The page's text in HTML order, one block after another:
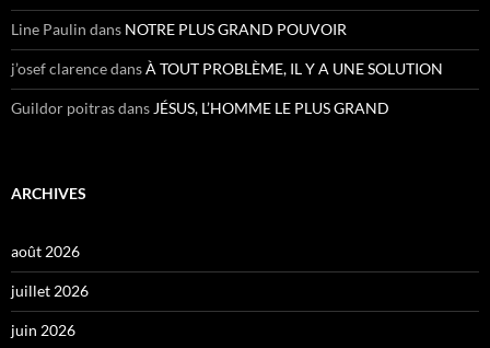
Line Paulin dans NOTRE PLUS GRAND POUVOIR
j’osef clarencedansÀ TOUT PROBLÈME, IL Y A UNE SOLUTION
Guildor poitrasdans JÉSUS, L’HOMME LE PLUS GRAND
ARCHIVES
août 2026
juillet 2026
juin 2026